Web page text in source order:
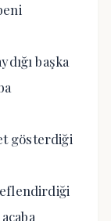
başka
gösterdiği